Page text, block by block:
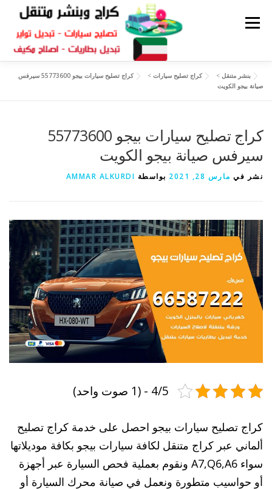
القائمة
كراج متنقل
بنشر متنقل سكراب قطع غيار
بنشر متنقل > كراج تصليح سيارات >
كراج تصليح سيارات بيجو 55773600 سيرفس
صيانة بيجو الكويت
كراج تصليح سيارات بيجو 55773600
سيرفس صيانة بيجو الكويت
نشر في مارس 28, 2021 بواسطة AMMAR ALKURDI
4/5 - (1 صوت واحد)
كراج تصليح سيارات بيجو احصل على خدمة كراج تصليح
ألماني عبر كراج متنقل لكافة سيارات بيجو بكافة موديلاتها
سواء A7,Q6,A6 ونقوم بعملية فحص السيارة عبر أجهزة
أو حواسيب متطورة ونعمل في صيانة محرك السيارة أو